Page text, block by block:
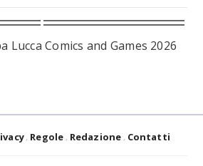
Lucca Comics and Games 2026
Regole Redazione Contatti